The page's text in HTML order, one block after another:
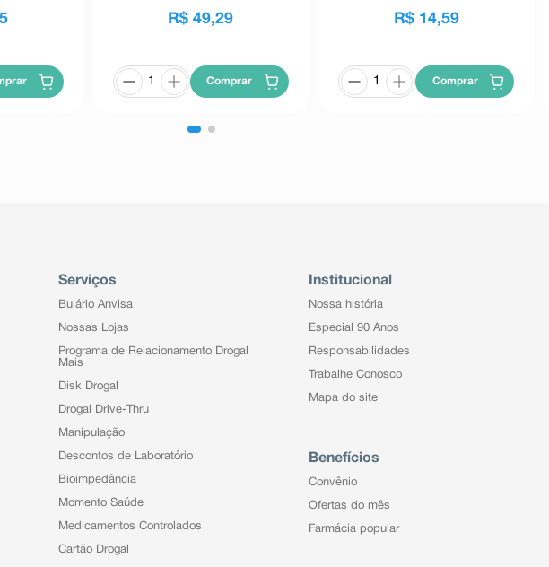
R$ 49,29
Comprar
R$ 14,59
Comprar
Serviços
Bulário Anvisa
Nossas Lojas
Programa de Relacionamento Drogal
Mais
Disk Drogal
Drogal Drive-Thru
Manipulação
Descontos de Laboratório
Bioimpedância
Momento Saúde
Medicamentos Controlados
Cartão Drogal
Institucional
Nossa história
Especial 90 Anos
Responsabilidades
Trabalhe Conosco
Mapa do site
Benefícios
Convênio
Ofertas do mês
Farmácia popular